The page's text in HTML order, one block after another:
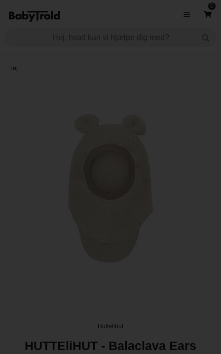
0
Tøj
Huttelihut
HUTTEliHUT - Balaclava Ears